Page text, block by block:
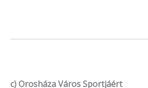
c) Orosháza Város Sportjáért